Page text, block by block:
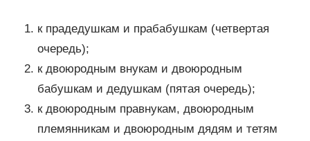
к прадедушкам и прабабушкам (четвертая
очередь);
к двоюродным внукам и двоюродным
бабушкам и дедушкам (пятая очередь);
к двоюродным правнукам, двоюродным
племянникам и двоюродным дядям и тетям